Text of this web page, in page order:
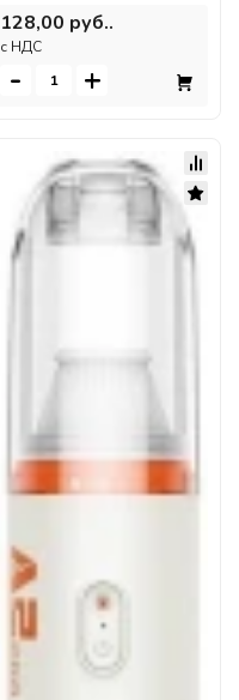
128,00 руб..
c НДС
- +